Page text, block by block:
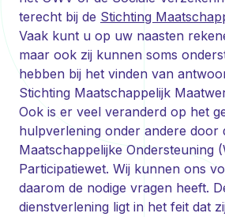
terecht bij de Stichting
Vaak kunt u op uw naasten
maar ook zij kunnen soms
hebben bij het vinden van
Stichting Maatschappelijk
Ook is er veel veranderd op het
hulpverlening onder andere door
Maatschappelijke Ondersteuning
Participatiewet. Wij kunnen ons
daarom de nodige vragen heeft.
dienstverlening ligt in het feit dat